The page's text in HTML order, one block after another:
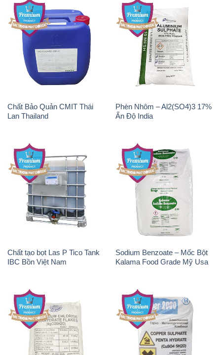
Chất Bảo Quản CMIT Thái
Lan Thailand
Phèn Nhôm – Al2(SO4)3 17%
Ấn Độ India
Chất tạo bọt Las P Tico Tank
IBC Bồn Việt Nam
Sodium Benzoate – Mốc Bột
Kalama Food Grade Mỹ Usa